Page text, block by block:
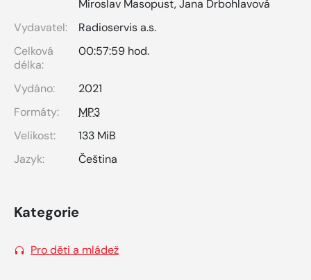
Miroslav Masopust,Jana Drbohlavová
Vydavatel:
Radioservis a.s.
Celková
délka:
00:57:59 hod.
Vydáno:
2021
Formáty:
MP3
Velikost:
133 MiB
Jazyk:
Čeština
Kategorie
Pro děti a mládež